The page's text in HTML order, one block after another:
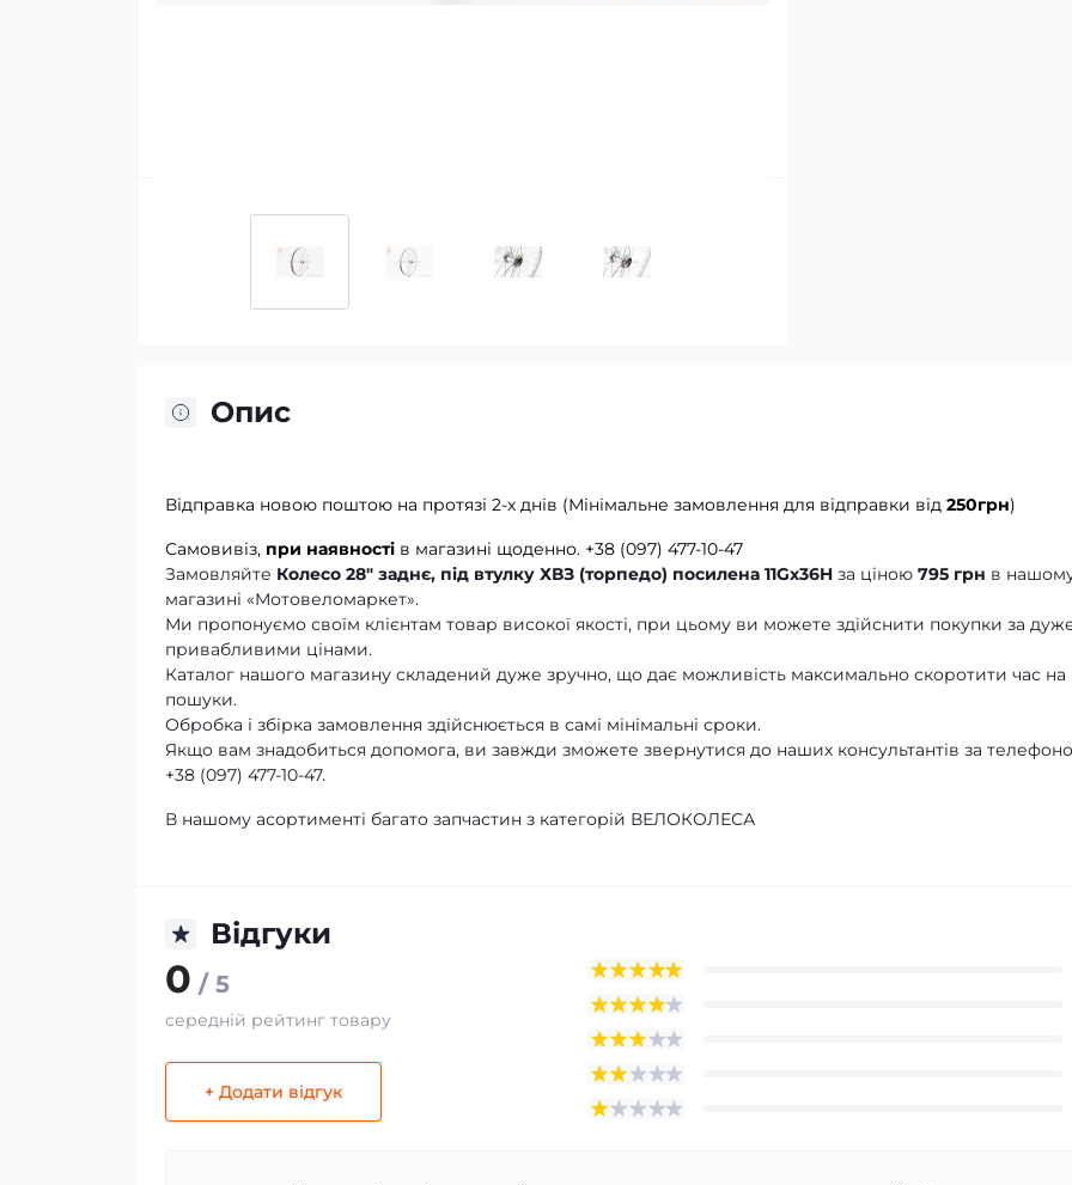
Опис
Відправка новою поштою на протязі 2-х днів (Мінімальне замовлення для відправки від 250грн)
Самовивіз, при наявності в магазині щоденно. +38 (097) 477-10-47
Замовляйте Колесо 28" заднє, під втулку ХВЗ (торпедо) посилена 11Gх36H за ціною 795 грн в
магазині «Мотовеломаркет».
Ми пропонуємо своїм клієнтам товар високої якості, при цьому ви можете здійснити покупки за
привабливими цінами.
Каталог нашого магазину складений дуже зручно, що дає можливість максимально скоротити час на
пошуки.
Обробка і збірка замовлення здійснюється в самі мінімальні сроки.
Якщо вам знадобиться допомога, ви завжди зможете звернутися до наших консультантів за
+38 (097) 477-10-47.
В нашому асортименті багато запчастин з категорій ВЕЛОКОЛЕСА
Відгуки
0 / 5
середній рейтинг товару
+ Додати відгук